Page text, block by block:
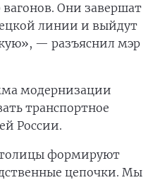
Они завершат
линии и выйдут
— разъяснил мэр
модернизации
транспортное
России.
формируют
цепочки. Мы